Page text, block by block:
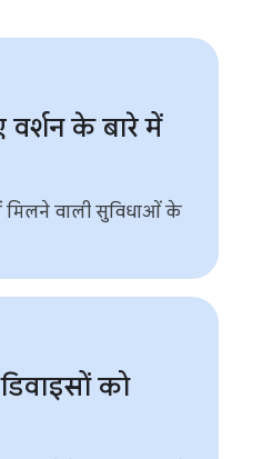
के बारे में
मिलने वाली सुविधाओं के
को